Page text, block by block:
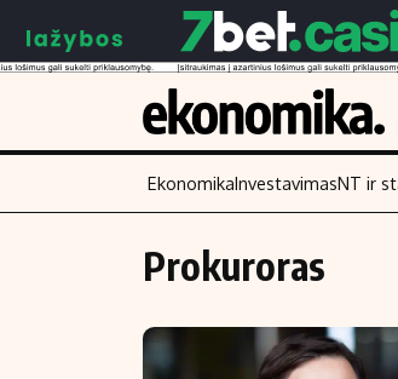
Turinys
Naujienos
Aplinka
EkonomikaInvestavimasNT ir
Prokuroras